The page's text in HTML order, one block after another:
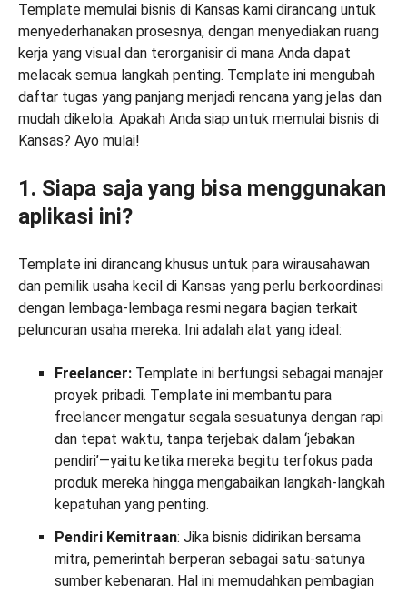
Template memulai bisnis di Kansas kami dirancang untuk
menyederhanakan prosesnya, dengan menyediakan ruang
kerja yang visual dan terorganisir di mana Anda dapat
melacak semua langkah penting. Template ini mengubah
daftar tugas yang panjang menjadi rencana yang jelas dan
mudah dikelola. Apakah Anda siap untuk memulai bisnis di
Kansas? Ayo mulai!
1. Siapa saja yang bisa menggunakan
aplikasi ini?
Template ini dirancang khusus untuk para wirausahawan
dan pemilik usaha kecil di Kansas yang perlu berkoordinasi
dengan lembaga-lembaga resmi negara bagian terkait
peluncuran usaha mereka. Ini adalah alat yang ideal:
Freelancer: Template ini berfungsi sebagai manajer
proyek pribadi. Template ini membantu para
freelancer mengatur segala sesuatunya dengan rapi
dan tepat waktu, tanpa terjebak dalam ‘jebakan
pendiri’—yaitu ketika mereka begitu terfokus pada
produk mereka hingga mengabaikan langkah-langkah
kepatuhan yang penting.
Pendiri Kemitraan: Jika bisnis didirikan bersama
mitra, pemerintah berperan sebagai satu-satunya
sumber kebenaran. Hal ini memudahkan pembagian